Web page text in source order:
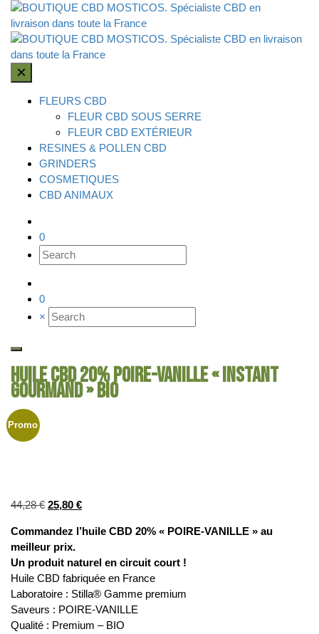
×
FLEURS CBD
FLEUR CBD SOUS SERRE
FLEUR CBD EXTÉRIEUR
RESINES & POLLEN CBD
GRINDERS
COSMETIQUES
CBD ANIMAUX
0
0
×
HUILE CBD 20% POIRE-VANILLE « INSTANT
GOURMAND » BIO
Promo
44,28€ 25,80 €
Commandez l’huile CBD 20% « POIRE-VANILLE » au
meilleur prix.
Un produit naturel en circuit court !
Huile CBD fabriquée en France
Laboratoire : Stilla® Gamme premium
Saveurs : POIRE-VANILLE
Qualité : Premium – BIO